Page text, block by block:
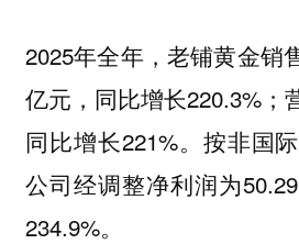
2025年全年，老铺黄金销
亿元，同比增长220.3%；
同比增长221%。按非国
公司经调整净利润为
234.9%。